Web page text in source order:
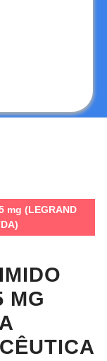
mg (LEGRAND
MG